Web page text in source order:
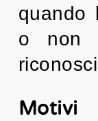
quando
o non
Motivi